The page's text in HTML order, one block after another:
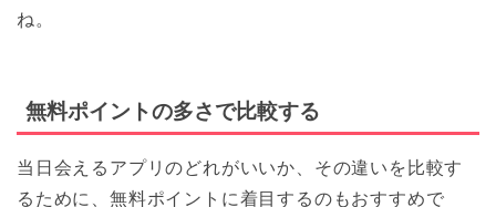
ね。
無料ポイントの多さで比較する
当日会えるアプリのどれがいいか、その違いを比較す
るために、無料ポイントに着目するのもおすすめで